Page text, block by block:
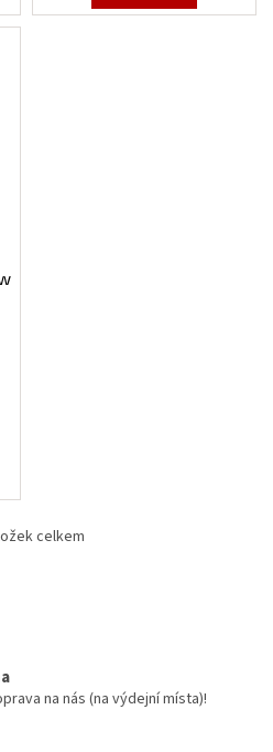
O
í
celkem
na nás (na výdejní místa)!